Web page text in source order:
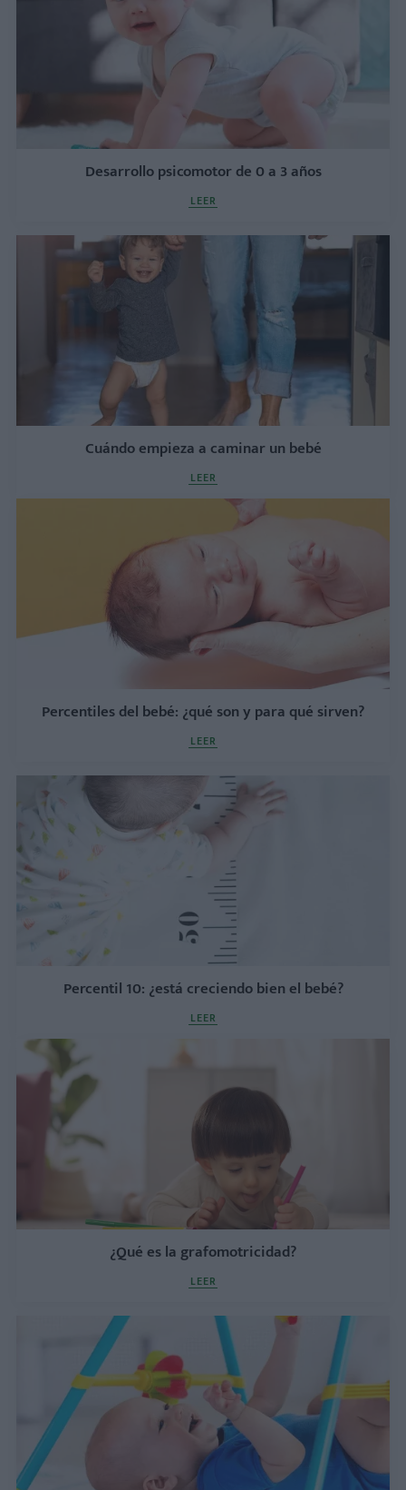
Desarrollo psicomotor de 0 a 3 años
LEER
Cuándo empieza a caminar un bebé
LEER
Percentiles del bebé: ¿qué son y para qué sirven?
LEER
Percentil 10: ¿está creciendo bien el bebé?
LEER
¿Qué es la grafomotricidad?
LEER